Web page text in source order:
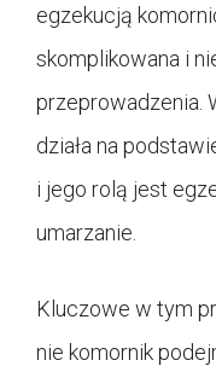
egzekucją
skomplikowana i
przeprowadzenia.
działa na
i jego rolą jest
umarzanie.
Kluczowe w tym
nie komornik